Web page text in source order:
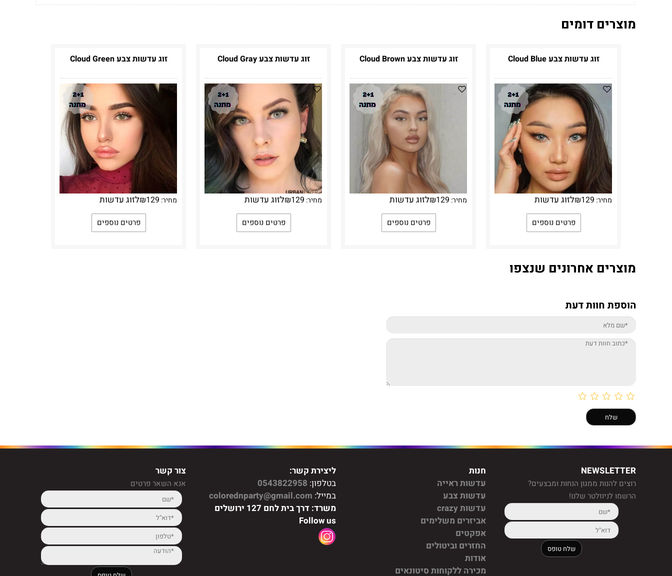
מוצרים דומים
זוג עדשות צבע Cloud Blue
מחיר: ₪129 לזוג עדשות
פרטים נוספים
זוג עדשות צבע Cloud Brown
מחיר: ₪129 לזוג עדשות
פרטים נוספים
זוג עדשות צבע Cloud Gray
מחיר: ₪129 לזוג עדשות
פרטים נוספים
זוג עדשות צבע Cloud Green
מחיר: ₪129 לזוג עדשות
פרטים נוספים
מוצרים אחרונים שנצפו
הוספת חוות דעת
NEWSLETTER
רוצים להנות ממגון הנחות ומבצעים?
הרשמו לניוזלטר שלנו!
חנות
עדשות ראייה
עדשות צבע
עדשות crazy
אביזרים משלימים
אפקטים
החזרים וביטולים
אודות
מכירה ללקוחות סיטונאים
ליצירת קשר:
בטלפון: 0543822958
במייל: colorednparty@gmail.com
משרד: דרך בית לחם 127 ירושלים
Follow us
צור קשר
אנא השאר פרטים